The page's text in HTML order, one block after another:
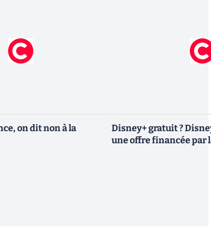
on dit non à la
Disney+ gratuit ?
une offre financée par